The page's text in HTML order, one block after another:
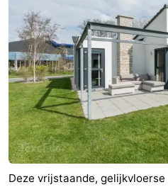
Deze vrijstaande,